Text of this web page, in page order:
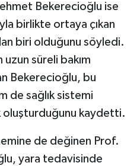
Bekerecioğlu ise
birlikte ortaya çıkan
biri olduğunu söyledi.
uzun süreli bakım
Bekerecioğlu, bu
de sağlık sistemi
oluşturduğunu kaydetti.
de değinen Prof.
yara tedavisinde